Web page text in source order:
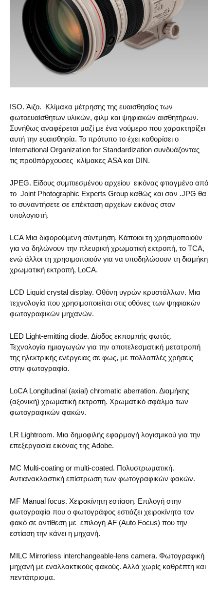
ISO. Άιζο. Κλίμακα μέτρησης της ευαισθησίας των
φωτοευαίσθητων υλικών, φιλμ και ψηφιακών αισθητήρων.
Συνήθως αναφέρεται μαζί με ένα νούμερο που χαρακτηρίζει
αυτή την ευαισθησία. Το πρότυπο το έχει καθορίσει ο
International Organization for Standardization συνδυάζοντας
τις προϋπάρχουσες κλίμακες ASA και DIN.
JPEG. Είδους συμπιεσμένου αρχείου εικόνας φτιαγμένο από
το Joint Photographic Experts Group καθώς και σαν .JPG θα
το συναντήσετε σε επέκταση αρχείων εικόνας στον
υπολογιστή.
LCA Μια διφορούμενη σύντμηση. Κάποιοι τη χρησιμοποιούν
για να δηλώνουν την πλευρική χρωματική εκτροπή, το TCA,
ενώ άλλοι τη χρησιμοποιούν για να υποδηλώσουν τη διαμήκη
χρωματική εκτροπή, LoCA.
LCD Liquid crystal display. Οθόνη υγρών κρυστάλλων. Μια
τεχνολογία που χρησιμοποιείται στις οθόνες των ψηφιακών
φωτογραφικών μηχανών.
LED Light-emitting diode. Δίοδος εκπομπής φωτός.
Τεχνολογία ημιαγωγών για την αποτελεσματική μετατροπή
της ηλεκτρικής ενέργειας σε φως, με πολλαπλές χρήσεις
στην φωτογραφία.
LoCA Longitudinal (axial) chromatic aberration. Διαμήκης
(αξονική) χρωματική εκτροπή. Χρωματικό σφάλμα των
φωτογραφικών φακών.
LR Lightroom. Μια δημοφιλής εφαρμογή λογισμικού για την
επεξεργασία εικόνας της Adobe.
MC Multi-coating or multi-coated. Πολυστρωματική.
Αντιανακλαστική επίστρωση των φωτογραφικών φακών.
MF Manual focus. Χειροκίνητη εστίαση. Επιλογή στην
φωτογραφία που ο φωτογράφος εστιάζει χειροκίνητα τον
φακό σε αντίθεση με επιλογή AF (Auto Focus) που την
εστίαση την κάνει η μηχανή.
MILC Mirrorless interchangeable-lens camera. Φωτογραφική
μηχανή με εναλλακτικούς φακούς. Αλλά χωρίς καθρέπτη και
πεντάπρισμα.